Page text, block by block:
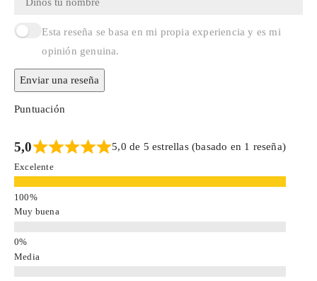
Esta reseña se basa en mi propia experiencia y es mi
opinión genuina.
Enviar una reseña
Puntuación
5,0 5,0 de 5 estrellas (basado en 1 reseña)
Excelente
Muy buena
Media